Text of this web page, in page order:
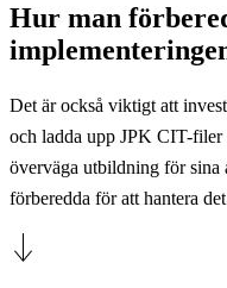
Hur man
Det är också viktigt att
och ladda upp JPK CIT-filer
överväga utbildning för sina
förberedda för att hantera